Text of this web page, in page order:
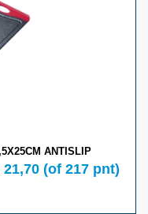
ANTISLIP
21,70 (of 217 pnt)